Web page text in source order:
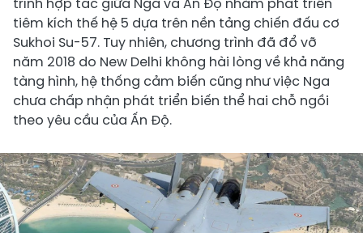
tiêm kích thế hệ 5 dựa trên nền tảng chiến đấu cơ
Sukhoi Su-57. Tuy nhiên, chương trình đã đổ vỡ
năm 2018 do New Delhi không hài lòng về khả năng
tàng hình, hệ thống cảm biến cũng như việc Nga
chưa chấp nhận phát triển biến thể hai chỗ ngồi
theo yêu cầu của Ấn Độ.